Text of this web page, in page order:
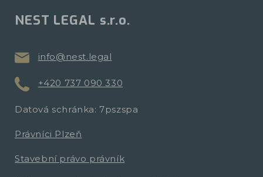
NEST LEGAL s.r.o.
info@nest.legal
+420 737 090 330
Datová schránka: 7pszspa
Právníci Plzeň
Stavební právo právník